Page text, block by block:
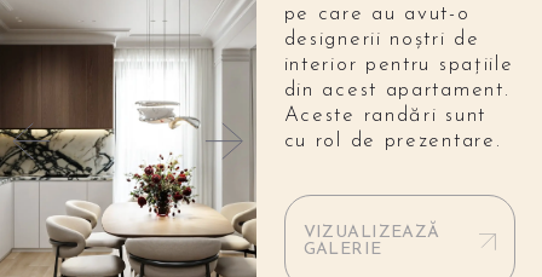
pe care au avut-o
designerii noștri de
interior pentru spațiile
din acest apartament.
Aceste randări sunt
cu rol de prezentare.
VIZUALIZEAZĂ
GALERIE